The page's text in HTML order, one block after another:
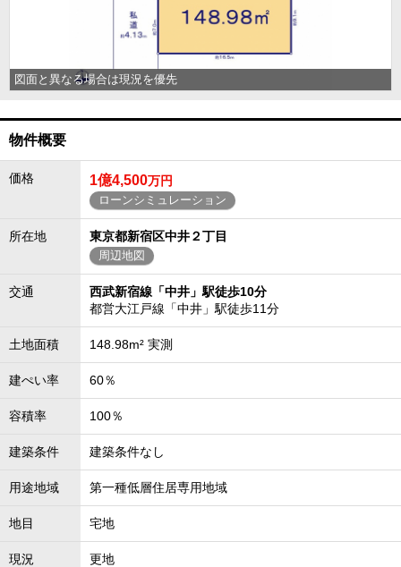
図面と異なる場合は現況を優先
物件概要
価格 1億4,500万円
ローンシミュレーション
所在地 東京都新宿区中井２丁目
周辺地図
交通
西武新宿線「中井」駅徒歩10分
都営大江戸線「中井」駅徒歩11分
土地面積 148.98m² 実測
建ぺい率 60％
容積率 100％
建築条件 建築条件なし
用途地域 第一種低層住居専用地域
地目 宅地
現況 更地